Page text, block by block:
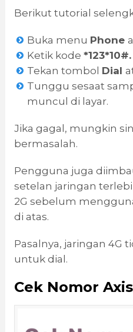
Berikut tutorial
Buka menu Phone
Ketik kode *123*10#.
Tekan tombol Dial
Tunggu sesaat
muncul di layar.
Jika gagal, mungkin
bermasalah.
Pengguna juga
setelan jaringan
2G sebelum
di atas.
Pasalnya, jaringan 4G
untuk dial.
Cek Nomor